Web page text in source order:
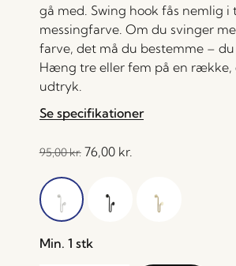
gå med. Swing hook fås nemlig
messingfarve. Om du svinger
farve, det må du bestemme –
Hæng tre eller fem på en række,
udtryk.
Se specifikationer
95,00kr. 76,00 kr.
Min. 1 stk